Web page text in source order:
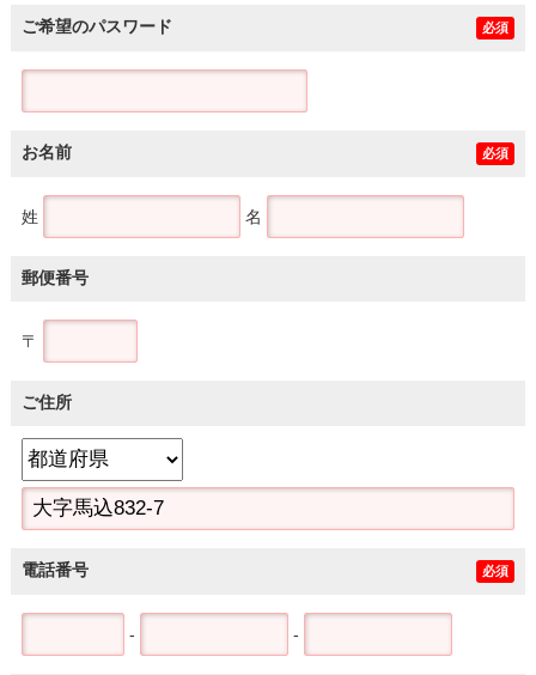
ご希望のパスワード 必須
お名前 必須
姓 名
郵便番号
〒
ご住所
電話番号 必須
- -